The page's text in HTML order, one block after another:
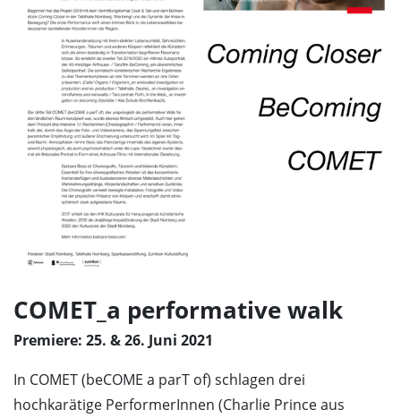
COMET_a performative walk
Premiere: 25. & 26. Juni 2021
In COMET (beCOME a parT of) schlagen drei
hochkarätige PerformerInnen (Charlie Prince aus